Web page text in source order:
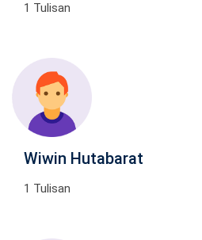
1 Tulisan
Wiwin Hutabarat
1 Tulisan